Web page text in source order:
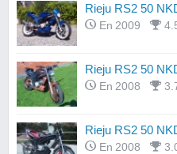
Rieju RS2 50
En 2009
Rieju RS2 50
En 2008
Rieju RS2 50
En 2008